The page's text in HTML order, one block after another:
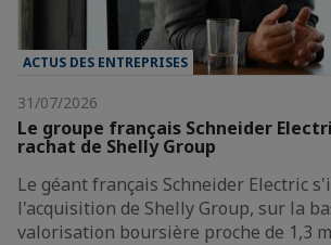
ACTUS DES ENTREPRISES
31/07/2026
Le groupe français Schneider
rachat de Shelly Group
Le géant français Schneider Electric
l'acquisition de Shelly Group, sur la
valorisation boursière proche de 1,3